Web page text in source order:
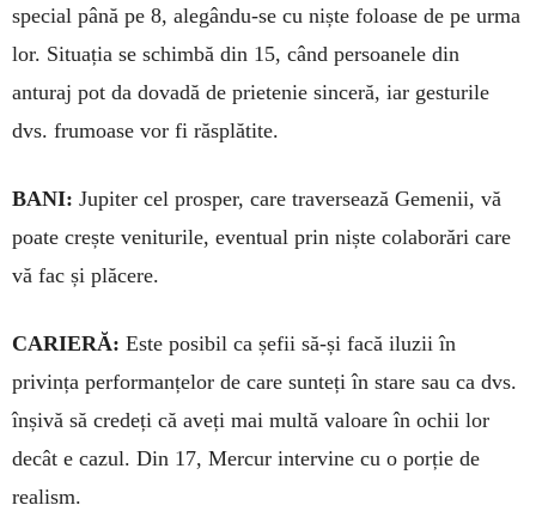
special până pe 8, alegându-se cu niște foloase de pe urma
lor. Situația se schimbă din 15, când persoanele din
anturaj pot da dovadă de prietenie sinceră, iar ges­turile
dvs. frumoase vor fi răsplătite.
BANI: Jupiter cel prosper, care traver­sează Gemenii, vă
poate crește veni­turile, eventual prin niște colaborări care
vă fac și plăcere.
CARIERĂ: Este posibil ca șefii să-și facă iluzii în
privința performanțelor de care sunteți în stare sau ca dvs.
în­șivă să credeți că aveți mai multă valoare în ochii lor
decât e cazul. Din 17, Mercur intervine cu o porție de
realism.